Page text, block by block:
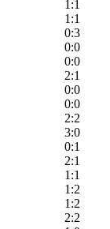
1:1
1:1
0:3
0:0
0:0
2:1
0:0
0:0
2:2
3:0
0:1
2:1
1:1
1:2
1:2
2:2